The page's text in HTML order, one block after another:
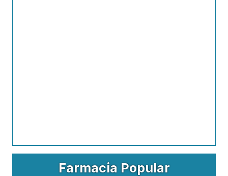
Farmacia Popular